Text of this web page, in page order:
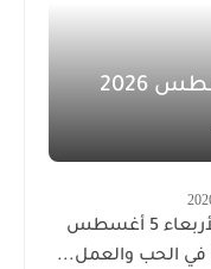
أبراج اليوم الخميس 6 أغسطس 2026
أبراج اليوم الأربعاء 5 أغسطس